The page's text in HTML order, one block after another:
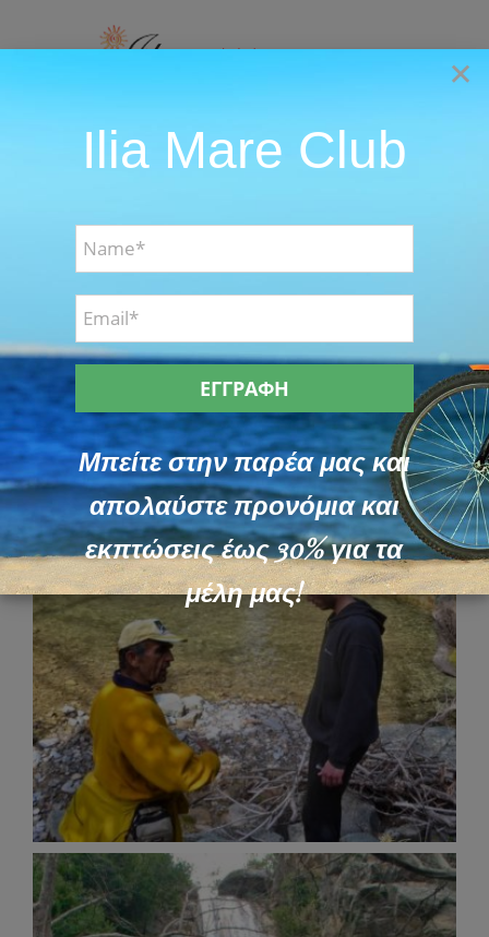
to
×
Ilia Mare Club
Μπείτε στην παρέα μας και
απολαύστε προνόμια και
εκπτώσεις έως 30% για τα
μέλη μας!